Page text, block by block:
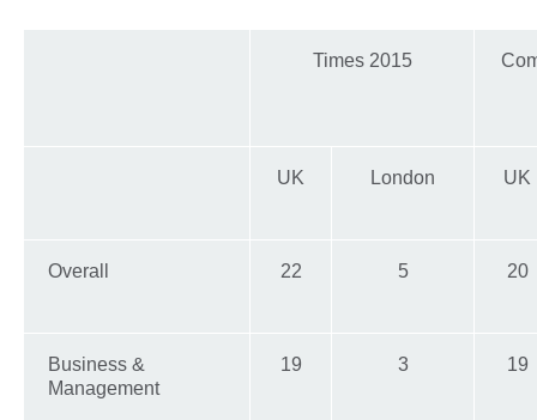
Times 2015
UK London UK
Overall 22 5 20
Business &
Management
19 3 19